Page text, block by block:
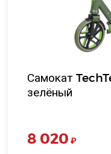
Самокат
зелёный
8 020 ₽